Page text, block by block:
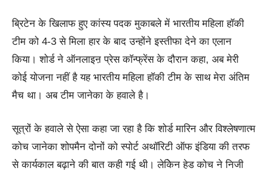
ब्रिटेन के खिलाफ हुए कांस्य पदक मुकाबले में भारतीय महिला हॉकी
टीम को 4-3 से मिला हार के बाद उन्होंने इस्तीफा देने का एलान
किया। शोर्ड ने ऑनलाइऩ प्रेस कॉन्फ्रेंस के दौरान कहा, अब मेरी
कोई योजना नहीं है यह भारतीय महिला हॉकी टीम के साथ मेरा अंतिम
मैच था। अब टीम जानेका के हवाले है।
सूत्रों के हवाले से ऐसा कहा जा रहा है कि शोर्ड मारिन और विश्लेषणात्म
कोच जानेका शोपमैन दोनों को स्पोर्ट अथॉरिटी ऑफ इंडिया की तरफ
से कार्यकाल बढ़ाने की बात कही गई थी। लेकिेन हेड कोच ने निजी